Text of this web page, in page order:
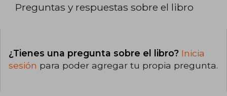
Preguntas y respuestas sobre el libro
¿Tienes una pregunta sobre el libro? Inicia
sesión para poder agregar tu propia pregunta.